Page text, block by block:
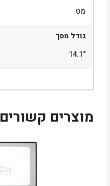
מט
גודל מסך
"14.1
מוצרים קשורים